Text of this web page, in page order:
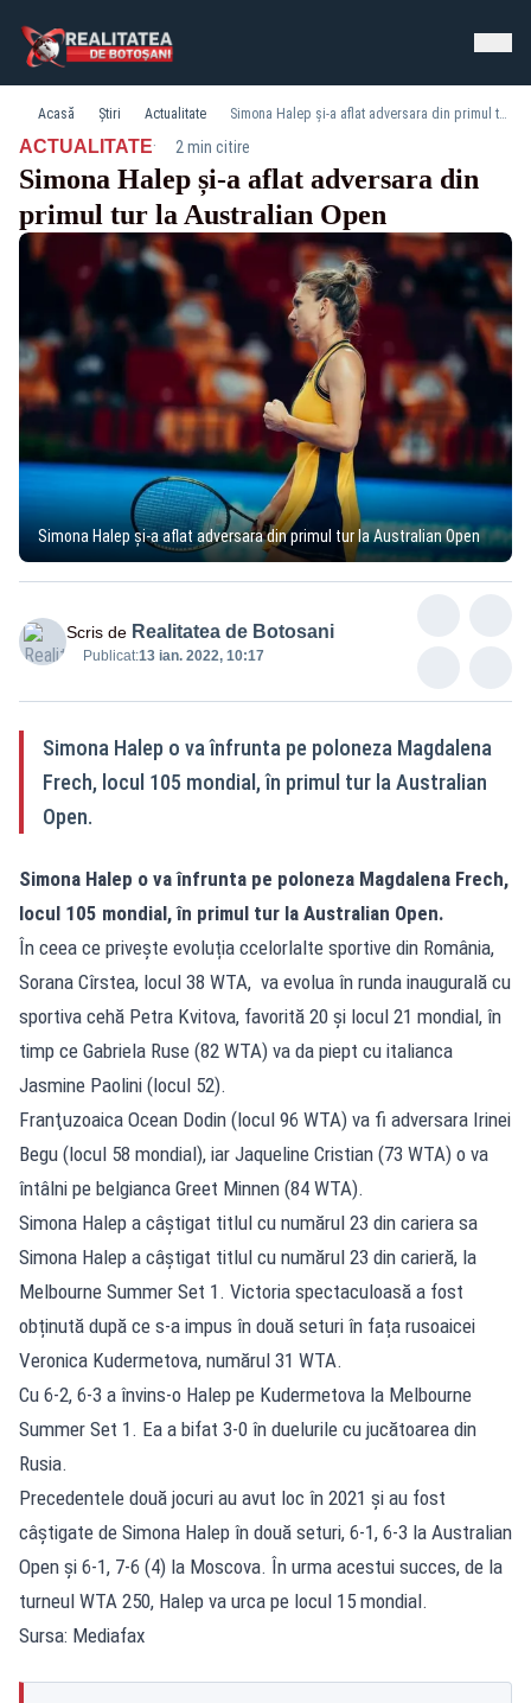
Acasă Știri Actualitate Simona Halep și-a aflat adversara din primul tur la Australian Open
ACTUALITATE· 2 min citire
Simona Halep și-a aflat adversara din
primul tur la Australian Open
Simona Halep și-a aflat adversara din primul tur la Australian Open
Scris de Realitatea de Botosani
Publicat:13 ian. 2022, 10:17
Simona Halep o va înfrunta pe poloneza Magdalena
Frech, locul 105 mondial, în primul tur la Australian
Open.
Simona Halep o va înfrunta pe poloneza Magdalena Frech,
locul 105 mondial, în primul tur la Australian Open.
În ceea ce privește evoluția ccelorlalte sportive din România,
Sorana Cîrstea, locul 38 WTA, va evolua în runda inaugurală cu
sportiva cehă Petra Kvitova, favorită 20 şi locul 21 mondial, în
timp ce Gabriela Ruse (82 WTA) va da piept cu italianca
Jasmine Paolini (locul 52).
Franţuzoaica Ocean Dodin (locul 96 WTA) va fi adversara Irinei
Begu (locul 58 mondial), iar Jaqueline Cristian (73 WTA) o va
întâlni pe belgianca Greet Minnen (84 WTA).
Simona Halep a câștigat titlul cu numărul 23 din cariera sa
Simona Halep a câștigat titlul cu numărul 23 din carieră, la
Melbourne Summer Set 1. Victoria spectaculoasă a fost
obținută după ce s-a impus în două seturi în fața rusoaicei
Veronica Kudermetova, numărul 31 WTA.
Cu 6-2, 6-3 a învins-o Halep pe Kudermetova la Melbourne
Summer Set 1. Ea a bifat 3-0 în duelurile cu jucătoarea din
Rusia.
Precedentele două jocuri au avut loc în 2021 și au fost
câștigate de Simona Halep în două seturi, 6-1, 6-3 la Australian
Open și 6-1, 7-6 (4) la Moscova. În urma acestui succes, de la
turneul WTA 250, Halep va urca pe locul 15 mondial.
Sursa: Mediafax